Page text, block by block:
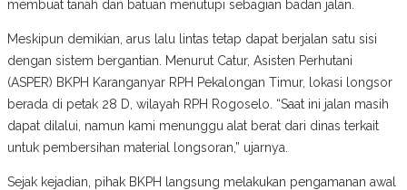
membuat tanah dan batuan menutupi sebagian badan jalan.
Meskipun demikian, arus lalu lintas tetap dapat berjalan satu sisi
dengan sistem bergantian. Menurut Catur, Asisten Perhutani
(ASPER) BKPH Karanganyar RPH Pekalongan Timur, lokasi longsor
berada di petak 28 D, wilayah RPH Rogoselo. “Saat ini jalan masih
dapat dilalui, namun kami menunggu alat berat dari dinas terkait
untuk pembersihan material longsoran,” ujarnya.
Sejak kejadian, pihak BKPH langsung melakukan pengamanan awal